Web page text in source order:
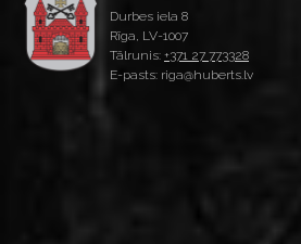
Durbes iela 8
Rīga, LV-1007
Tālrunis: +371 27 773328
E-pasts: riga@huberts.lv